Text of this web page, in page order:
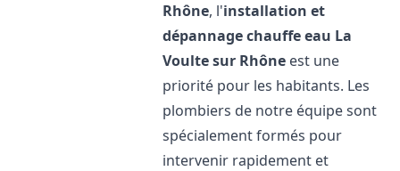
Rhône, l'installation et
dépannage chauffe eau La
Voulte sur Rhône est une
priorité pour les habitants. Les
plombiers de notre équipe sont
spécialement formés pour
intervenir rapidement et